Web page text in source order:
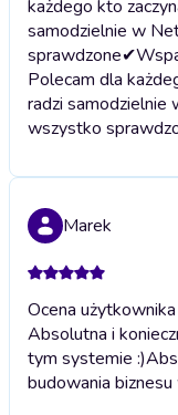
każdego kto
samodzielnie w
sprawdzone✔
Polecam dla
radzi samodzielnie
wszystko
Marek
Ocena
Absolutna i
tym systemie :)
budowania